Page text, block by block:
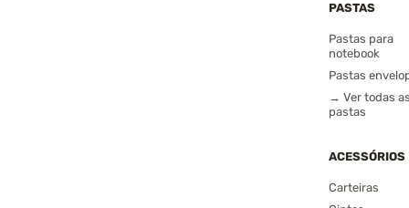
PASTAS
Pastas para
notebook
Pastas
→ Ver todas
pastas
ACESSÓRIOS
Carteiras